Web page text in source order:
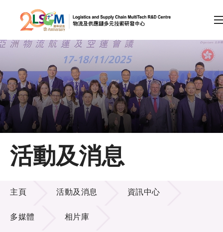
跳到內容（按回車鍵）
會員登入
A A EN 繁 简
主頁
關於LSCM
技術商品化
項目及資助計劃
活動及消息
活動及消息
主頁 活動及消息 資訊中心
多媒體 相片庫